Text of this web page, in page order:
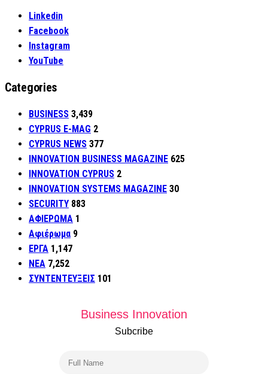
Linkedin
Facebook
Instagram
YouTube
Categories
BUSINESS 3,439
CYPRUS E-MAG 2
CYPRUS NEWS 377
INNOVATION BUSINESS MAGAZINE 625
INNOVATION CYPRUS 2
INNOVATION SYSTEMS MAGAZINE 30
SECURITY 883
ΑΦΙΕΡΩΜΑ 1
Αφιέρωμα 9
ΕΡΓΑ 1,147
ΝΕΑ 7,252
ΣΥΝΤΕΝΤΕΥΞΕΙΣ 101
Business Innovation
Subcribe